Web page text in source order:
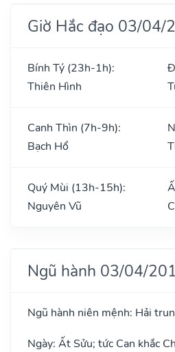
Giờ Hắc đạo 03/04/
Bính Tý (23h-1h):
Thiên Hình
Canh Thìn (7h-9h):
Bạch Hổ
Quý Mùi (13h-15h):
Nguyên Vũ
Ngũ hành 03/04/
Ngũ hành niên mệnh: Hải
Ngày: Ất Sửu; tức Can khắc